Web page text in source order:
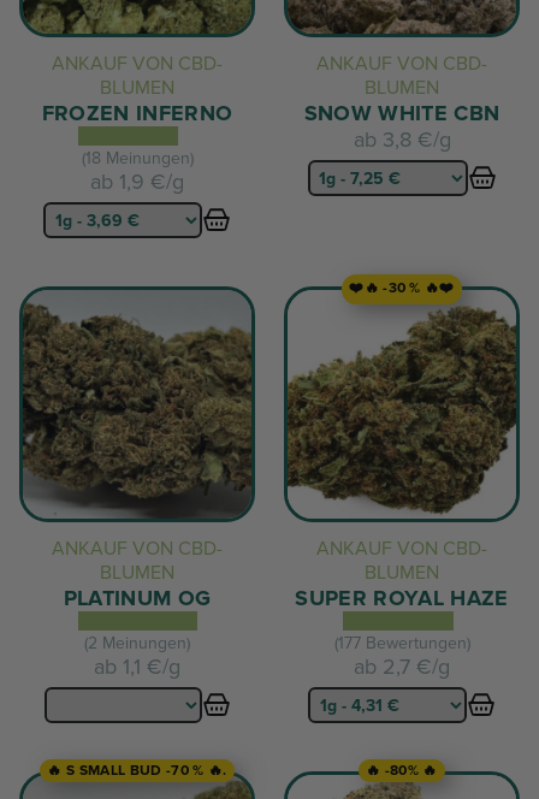
ANKAUF VON CBD-
BLUMEN
FROZEN INFERNO
(18 Meinungen)
ab 1,9 €/g
ANKAUF VON CBD-
BLUMEN
SNOW WHITE CBN
ab 3,8 €/g
ANKAUF VON CBD-
BLUMEN
PLATINUM OG
(2 Meinungen)
ab 1,1 €/g
❤️🔥 -30 % 🔥❤️
ANKAUF VON CBD-
BLUMEN
SUPER ROYAL HAZE
(177 Bewertungen)
ab 2,7 €/g
🔥 S SMALL BUD -70 % 🔥. 🔥 -80% 🔥